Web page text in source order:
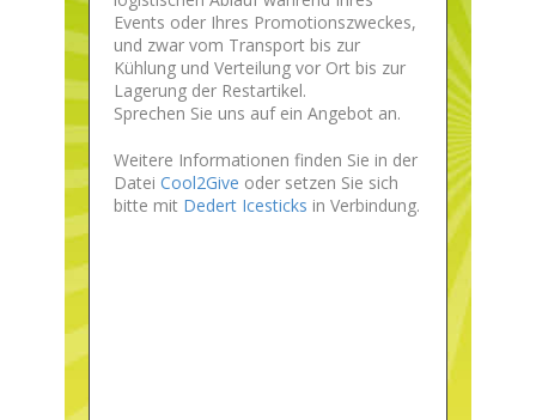
Events oder Ihres Promotionszweckes,
und zwar vom Transport bis zur
Kühlung und Verteilung vor Ort bis zur
Lagerung der Restartikel.
Sprechen Sie uns auf ein Angebot an.
​Weitere Informationen finden Sie in der
Datei Cool2Give oder setzen Sie sich
bitte mit Dedert Icesticks in Verbindung.